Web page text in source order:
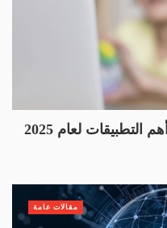
لعام 2025
مقالات عامة